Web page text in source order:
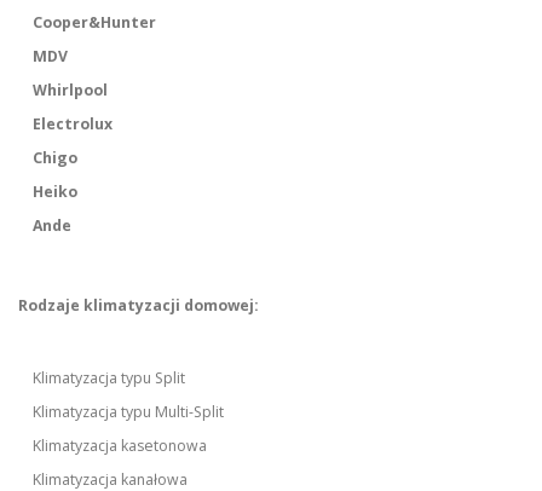
Cooper&Hunter
MDV
Whirlpool
Electrolux
Chigo
Heiko
Ande
Rodzaje klimatyzacji domowej:
Klimatyzacja typu Split
Klimatyzacja typu Multi-Split
Klimatyzacja kasetonowa
Klimatyzacja kanałowa